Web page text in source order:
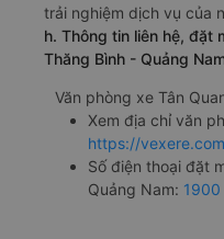
trải nghiệm dịch vụ của
h. Thông tin liên hệ, đặt
Thăng Bình - Quảng
Văn phòng xe Tân
Xem địa chỉ văn
https://
Số điện thoại đặt
Quảng Nam: